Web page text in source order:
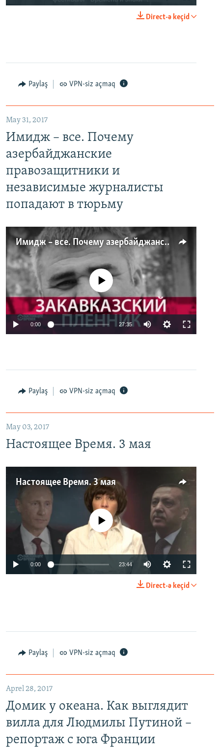
Direct-ə keçid
Paylaş VPN-siz açmaq
May 31, 2017
Имидж – все. Почему
азербайджанские
правозащитники и
независимые журналисты
попадают в тюрьму
Имидж – все. Почему азербайджанские правозащитники и независимые журналисты попадают в тюрьму
No media source currently available
0:00 27:35
Paylaş VPN-siz açmaq
May 03, 2017
Настоящее Время. 3 мая
Настоящее Время. 3 мая
No media source currently available
0:00 23:44
Direct-ə keçid
Paylaş VPN-siz açmaq
Aprel 28, 2017
Домик у океана. Как выглядит
вилла для Людмилы Путиной –
репортаж с юга Франции